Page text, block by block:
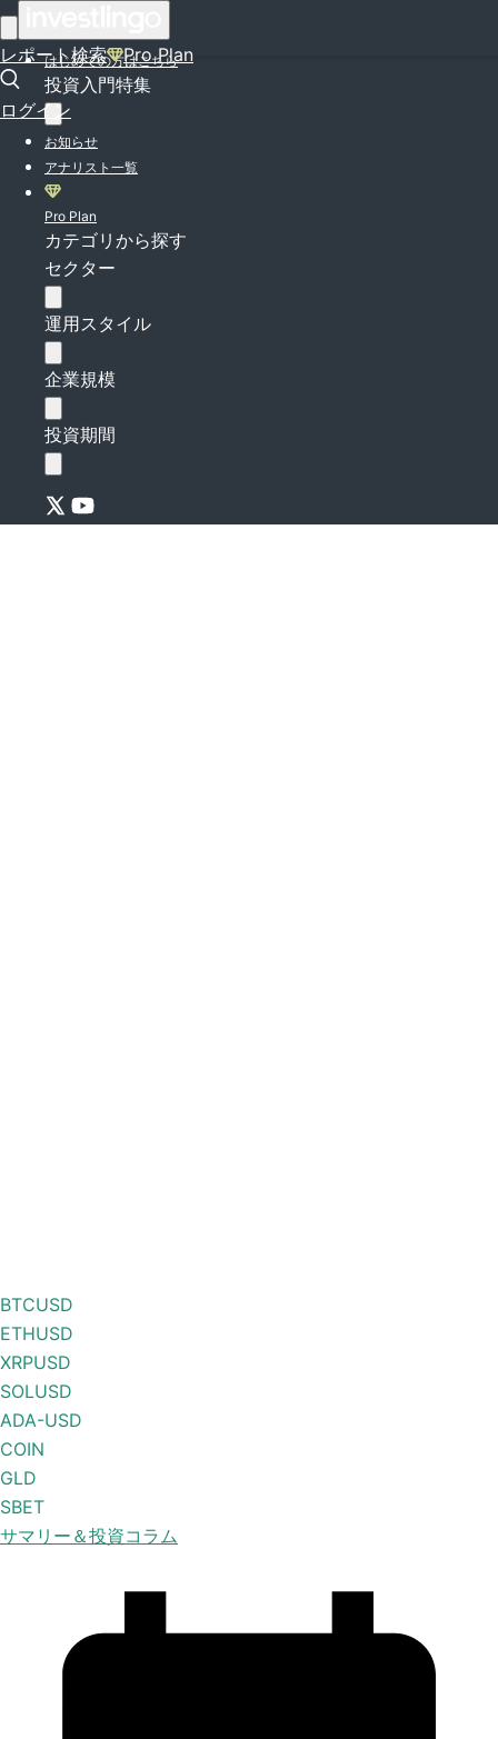
レポート検索 Pro Plan
ログイン
はじめての方はこちら
投資入門特集
お知らせ
アナリスト一覧
Pro Plan
カテゴリから探す
セクター
運用スタイル
企業規模
投資期間
BTCUSD
ETHUSD
XRPUSD
SOLUSD
ADA-USD
COIN
GLD
SBET
サマリー＆投資コラム